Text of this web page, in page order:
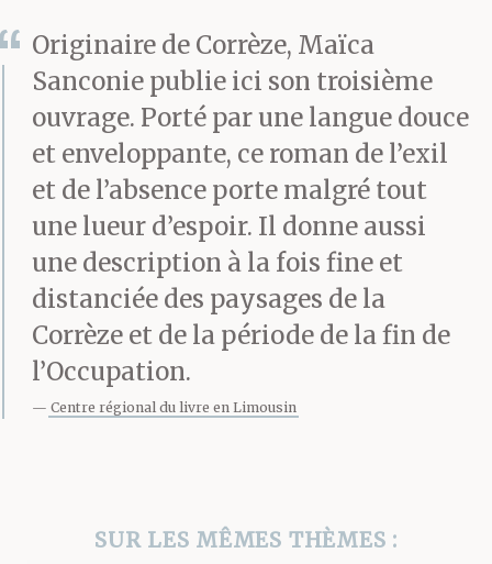
Aujourd’hui, je me
penche, cherchant en
haut de la fenêtre de
cette cuisine étrangère
la jointure du monde. Je
me heurte à un ciel bas
qui m’enferme sur la
terre. Mon beau-père ne
dans mon champ de
Originaire de Corrèze, Maïca
Sanconie publie ici son troisième
ouvrage. Porté par une langue douce
et enveloppante, ce roman de l’exil
et de l’absence porte malgré tout
une lueur d’espoir. Il donne aussi
une description à la fois fine et
distanciée des paysages de la
Corrèze et de la période de la fin de
l’Occupation.
Centre régional du livre en Limousin
SUR LES MÊMES THÈMES :